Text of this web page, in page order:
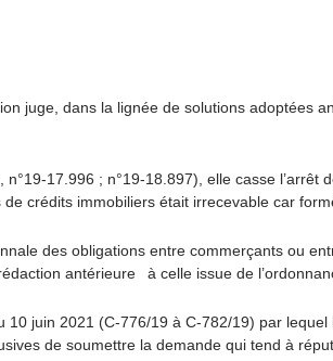
juge, dans la lignée de solutions adoptées
17.996 ; n°19-18.897), elle casse l’arrêt
crédits immobiliers était irrecevable car
des obligations entre commerçants ou
antérieure à celle issue de
10 juin 2021 (C-776/19 à C-782/19) par lequel
de soumettre la demande qui tend à